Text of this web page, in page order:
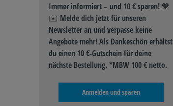
Immer informiert – und 10 € sparen! 💙
✉️ Melde dich jetzt für unseren
Newsletter an und verpasse keine
Angebote mehr! Als Dankeschön erhältst
du einen 10 €-Gutschein für deine
nächste Bestellung. *MBW 100 € netto.
Anmelden und sparen